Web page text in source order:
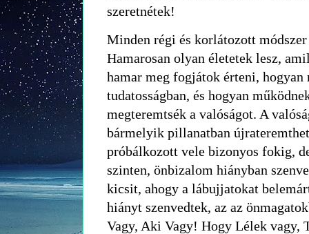
szeretnétek!
Minden régi és korlátozott
Hamarosan olyan életetek lesz,
hamar meg fogjátok érteni,
tudatosságban, és hogyan
megteremtsék a valóságot. A
bármelyik pillanatban
próbálkozott vele bizonyos fokig,
szinten, önbizalom hiányban
kicsit, ahogy a lábujjatokat
hiányt szenvedtek, az az
Vagy, Aki Vagy! Hogy Lélek vagy,